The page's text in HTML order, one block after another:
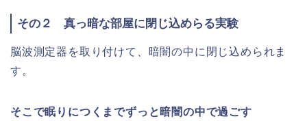
その２ 真っ暗な部屋に閉じ込めらる実験
脳波測定器を取り付けて、暗闇の中に閉じ込められま
す。
そこで眠りにつくまでずっと暗闇の中で過ごす